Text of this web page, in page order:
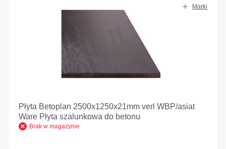
Marki
Płyta Betoplan 2500x1250x21mm verl WBP/asiat
Ware Płyta szalunkowa do betonu
Brak w magazynie